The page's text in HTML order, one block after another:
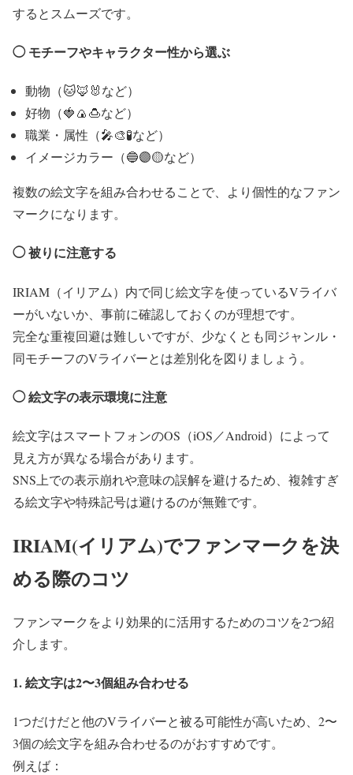
するとスムーズです。
◯ モチーフやキャラクター性から選ぶ
動物（🐱🦊🐰など）
好物（🍓🍙🍮など）
職業・属性（🎤🎨🧪など）
イメージカラー（🔵🟣🟡など）
複数の絵文字を組み合わせることで、より個性的なファン
マークになります。
◯ 被りに注意する
IRIAM （イリアム） 内で同じ絵文字を使っているVライバ
ーがいないか、事前に確認しておくのが理想です。
完全な重複回避は難しいですが、少なくとも同ジャンル・
同モチーフのVライバーとは差別化を図りましょう。
◯ 絵文字の表示環境に注意
絵文字はスマートフォンのOS（iOS／Android）によって
見え方が異なる場合があります。
SNS上での表示崩れや意味の誤解を避けるため、複雑すぎ
る絵文字や特殊記号は避けるのが無難です。
IRIAM(イリアム)でファンマークを決
める際のコツ
ファンマークをより効果的に活用するためのコツを2つ紹
介します。
1. 絵文字は2〜3個組み合わせる
1つだけだと他のVライバーと被る可能性が高いため、2〜
3個の絵文字を組み合わせるのがおすすめです。
例えば：